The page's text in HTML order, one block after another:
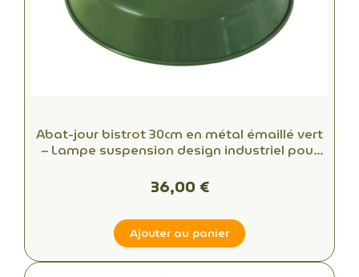
Abat-jour bistrot 30cm en métal émaillé vert
– Lampe suspension design industriel pour
36,00 €
Ajouter au panier